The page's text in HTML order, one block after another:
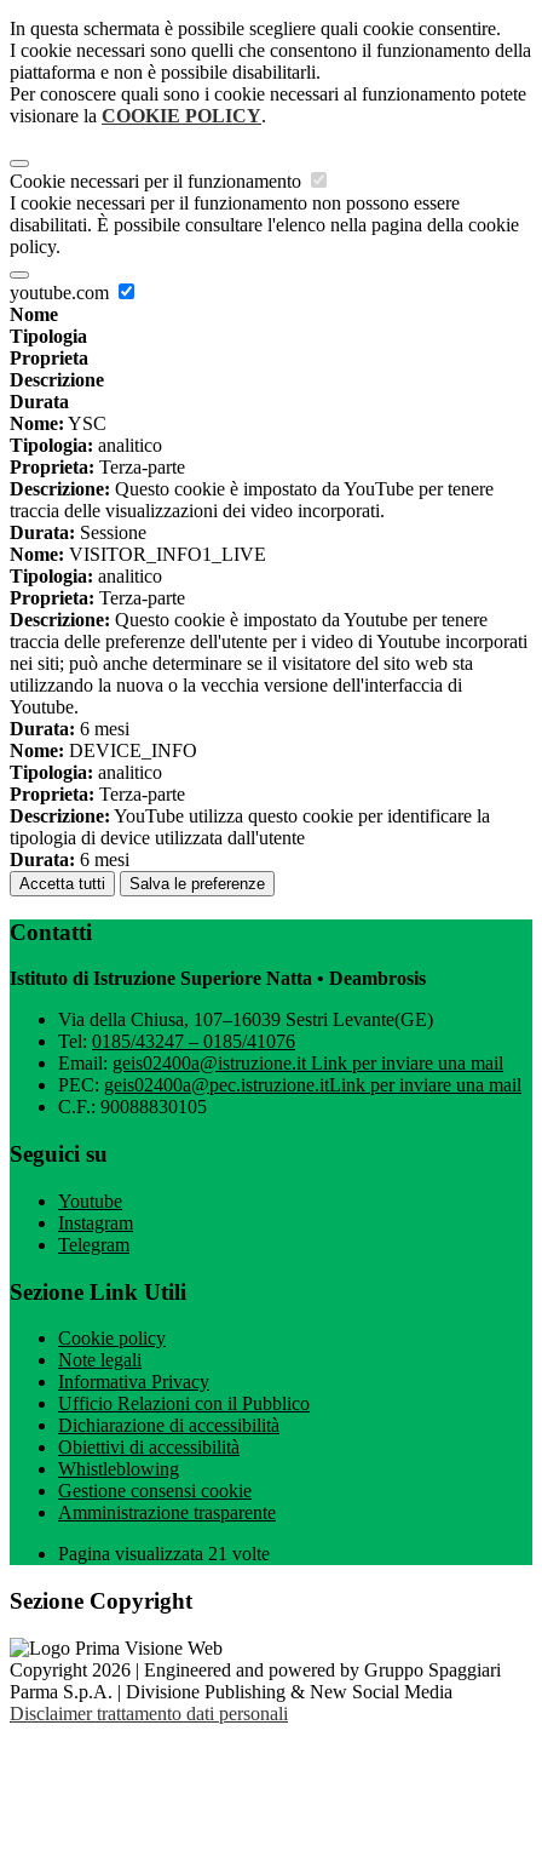
In questa schermata è possibile scegliere quali cookie consentire.
I cookie necessari sono quelli che consentono il funzionamento della
piattaforma e non è possibile disabilitarli.
Per conoscere quali sono i cookie necessari al funzionamento potete
visionare la COOKIE POLICY.
Cookie necessari per il funzionamento
I cookie necessari per il funzionamento non possono essere
disabilitati. È possibile consultare l'elenco nella pagina della cookie
policy.
youtube.com
Nome
Tipologia
Proprieta
Descrizione
Durata
Nome: YSC
Tipologia: analitico
Proprieta: Terza-parte
Descrizione: Questo cookie è impostato da YouTube per tenere
traccia delle visualizzazioni dei video incorporati.
Durata: Sessione
Nome: VISITOR_INFO1_LIVE
Tipologia: analitico
Proprieta: Terza-parte
Descrizione: Questo cookie è impostato da Youtube per tenere
traccia delle preferenze dell'utente per i video di Youtube incorporati
nei siti; può anche determinare se il visitatore del sito web sta
utilizzando la nuova o la vecchia versione dell'interfaccia di
Youtube.
Durata: 6 mesi
Nome: DEVICE_INFO
Tipologia: analitico
Proprieta: Terza-parte
Descrizione: YouTube utilizza questo cookie per identificare la
tipologia di device utilizzata dall'utente
Durata: 6 mesi
Accetta tutti Salva le preferenze
Contatti
Istituto di Istruzione Superiore Natta • Deambrosis
Via della Chiusa, 107–16039 Sestri Levante(GE)
Tel: 0185/43247 – 0185/41076
Email: geis02400a@istruzione.itLink per inviare una mail
PEC: geis02400a@pec.istruzione.itLink per inviare una mail
C.F.: 90088830105
Seguici su
Youtube
Instagram
Telegram
Sezione Link Utili
Cookie policy
Note legali
Informativa Privacy
Ufficio Relazioni con il Pubblico
Dichiarazione di accessibilità
Obiettivi di accessibilità
Whistleblowing
Gestione consensi cookie
Amministrazione trasparente
Pagina visualizzata 21 volte
Sezione Copyright
Copyright 2026 | Engineered and powered by Gruppo Spaggiari
Parma S.p.A. | Divisione Publishing & New Social Media
Disclaimer trattamento dati personali